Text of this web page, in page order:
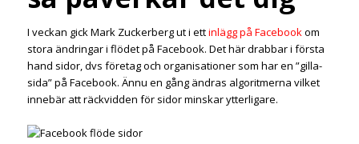
I veckan gick Mark Zuckerberg ut i ettinlägg på Facebookom
stora ändringar i flödet på Facebook. Det här drabbar i första
hand sidor, dvs företag och organisationer som har en ”gilla-
sida” på Facebook. Ännu en gång ändras algoritmerna vilket
innebär att räckvidden för sidor minskar ytterligare.